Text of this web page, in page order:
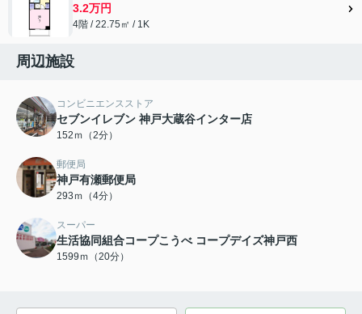
3.2万円
4階 / 22.75㎡ / 1K
周辺施設
コンビニエンスストア
セブンイレブン 神戸大蔵谷インター店
152ｍ（2分）
郵便局
神戸有瀬郵便局
293ｍ（4分）
スーパー
生活協同組合コープこうべ コープデイズ神戸西
1599ｍ（20分）